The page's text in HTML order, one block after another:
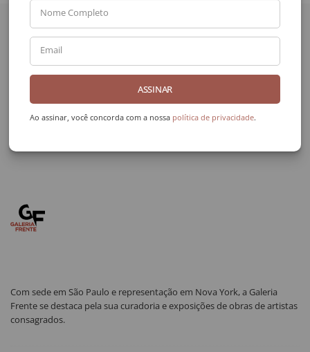
Nome Completo
Email
ASSINAR
Ao assinar, você concorda com a nossa política de privacidade.
Quer receber novidades
da Galeria Frente?
ENVIAR
Com sede em São Paulo e representação em Nova York, a Galeria
Frente se destaca pela sua curadoria e exposições de obras de artistas
consagrados.